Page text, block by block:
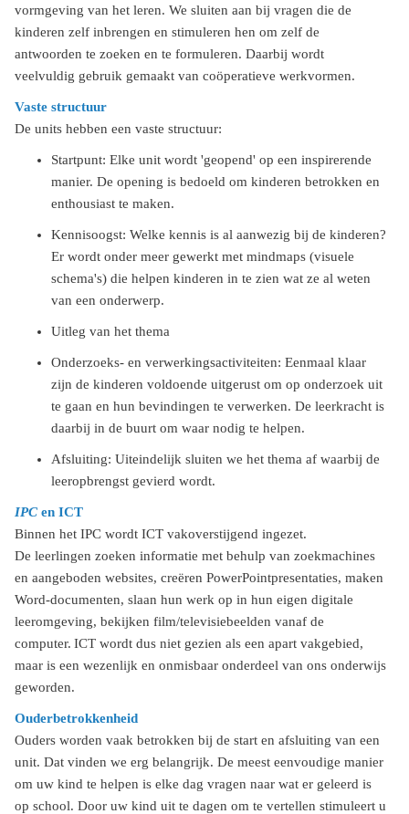
vormgeving van het leren. We sluiten aan bij vragen die de
kinderen zelf inbrengen en stimuleren hen om zelf de
antwoorden te zoeken en te formuleren. Daarbij wordt
veelvuldig gebruik gemaakt van coöperatieve werkvormen.
Vaste structuur
De units hebben een vaste structuur:
Startpunt: Elke unit wordt 'geopend' op een inspirerende
manier. De opening is bedoeld om kinderen betrokken en
enthousiast te maken.
Kennisoogst: Welke kennis is al aanwezig bij de kinderen?
Er wordt onder meer gewerkt met mindmaps (visuele
schema's) die helpen kinderen in te zien wat ze al weten
van een onderwerp.
Uitleg van het thema
Onderzoeks- en verwerkingsactiviteiten: Eenmaal klaar
zijn de kinderen voldoende uitgerust om op onderzoek uit
te gaan en hun bevindingen te verwerken. De leerkracht is
daarbij in de buurt om waar nodig te helpen.
Afsluiting: Uiteindelijk sluiten we het thema af waarbij de
leeropbrengst gevierd wordt.
IPC en ICT
Binnen het IPC wordt ICT vakoverstijgend ingezet.
De leerlingen zoeken informatie met behulp van zoekmachines
en aangeboden websites, creëren PowerPointpresentaties, maken
Word-documenten, slaan hun werk op in hun eigen digitale
leeromgeving, bekijken film/televisiebeelden vanaf de
computer. ICT wordt dus niet gezien als een apart vakgebied,
maar is een wezenlijk en onmisbaar onderdeel van ons onderwijs
geworden.
Ouderbetrokkenheid
Ouders worden vaak betrokken bij de start en afsluiting van een
unit. Dat vinden we erg belangrijk. De meest eenvoudige manier
om uw kind te helpen is elke dag vragen naar wat er geleerd is
op school. Door uw kind uit te dagen om te vertellen stimuleert u